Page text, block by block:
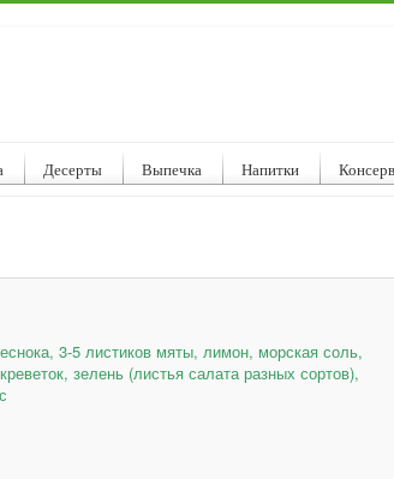
Десерты Выпечка Напитки
3-5 листиков мяты, лимон, морская соль,
зелень (листья салата разных сортов),